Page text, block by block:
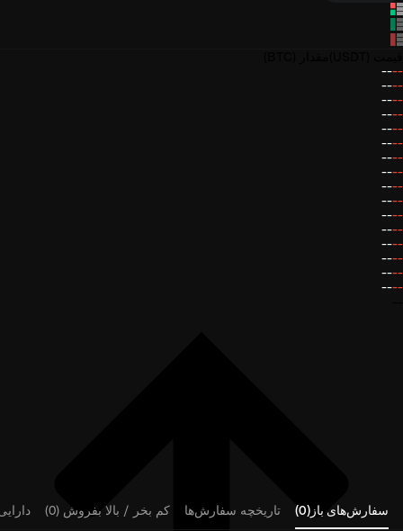
--
--
--
--
--
--
--
--
--
--
--
--
--
--
--
--
--
--
--
--
--
--
--
--
--
--
--
--
--
--
--
--
سفارش‌های باز(0) تاریخچه سفارش‌ها کم بخر / بالا بفروش (0)